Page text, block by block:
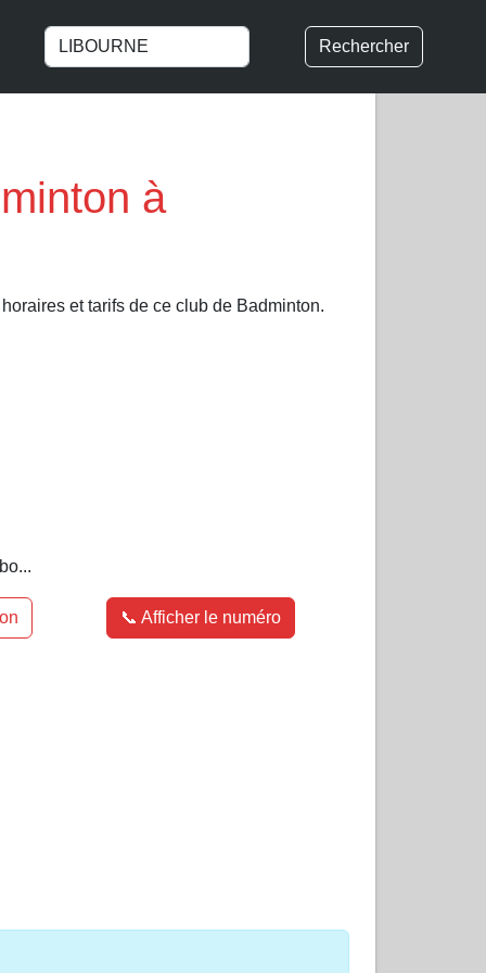
Rechercher
à
et tarifs de ce club de Badminton.
📞 Afficher le numéro